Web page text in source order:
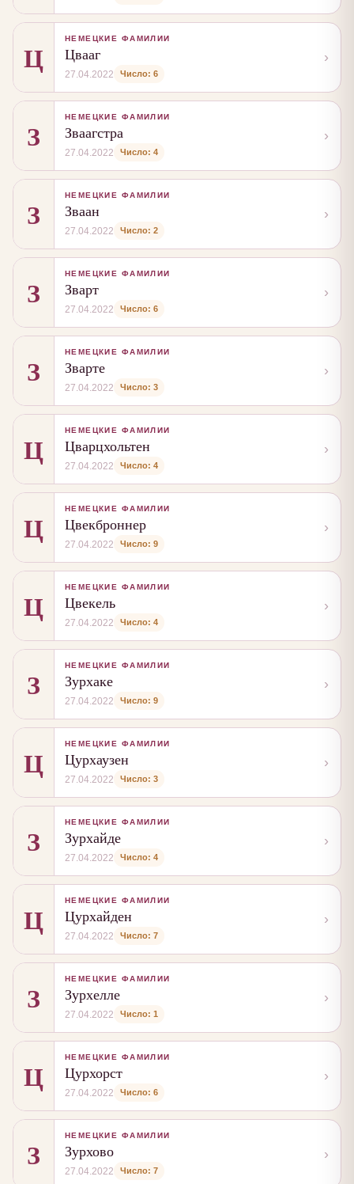
Ц НЕМЕЦКИЕ ФАМИЛИИ
Цвааг
27.04.2022 Число: 6
›
З НЕМЕЦКИЕ ФАМИЛИИ
Зваагстра
27.04.2022 Число: 4
›
З НЕМЕЦКИЕ ФАМИЛИИ
Зваан
27.04.2022 Число: 2
›
З НЕМЕЦКИЕ ФАМИЛИИ
Зварт
27.04.2022 Число: 6
›
З НЕМЕЦКИЕ ФАМИЛИИ
Зварте
27.04.2022 Число: 3
›
Ц НЕМЕЦКИЕ ФАМИЛИИ
Цварцхольтен
27.04.2022 Число: 4
›
Ц НЕМЕЦКИЕ ФАМИЛИИ
Цвекброннер
27.04.2022 Число: 9
›
Ц НЕМЕЦКИЕ ФАМИЛИИ
Цвекель
27.04.2022 Число: 4
›
З НЕМЕЦКИЕ ФАМИЛИИ
Зурхаке
27.04.2022 Число: 9
›
Ц НЕМЕЦКИЕ ФАМИЛИИ
Цурхаузен
27.04.2022 Число: 3
›
З НЕМЕЦКИЕ ФАМИЛИИ
Зурхайде
27.04.2022 Число: 4
›
Ц НЕМЕЦКИЕ ФАМИЛИИ
Цурхайден
27.04.2022 Число: 7
›
З НЕМЕЦКИЕ ФАМИЛИИ
Зурхелле
27.04.2022 Число: 1
›
Ц НЕМЕЦКИЕ ФАМИЛИИ
Цурхорст
27.04.2022 Число: 6
›
З НЕМЕЦКИЕ ФАМИЛИИ
Зурхово
27.04.2022 Число: 7
›